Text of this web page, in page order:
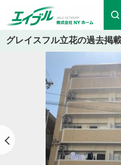
グレイスフル立花の過去掲